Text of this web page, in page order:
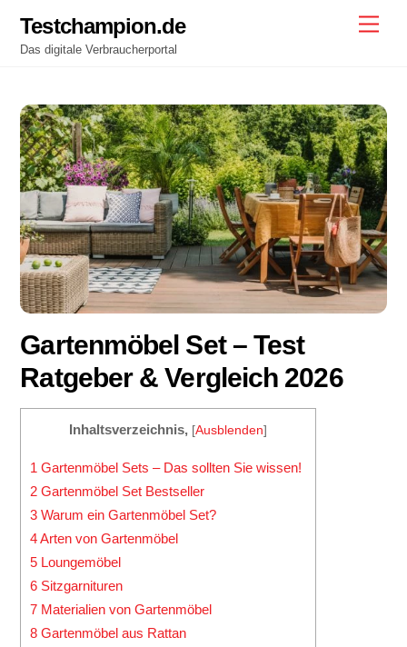
content
Testchampion.de
Das digitale Verbraucherportal
Gartenmöbel Set – Test
Ratgeber & Vergleich 2026
Inhaltsverzeichnis, [Ausblenden]
1 Gartenmöbel Sets – Das sollten Sie wissen!
2 Gartenmöbel Set Bestseller
3 Warum ein Gartenmöbel Set?
4Arten von Gartenmöbel
5 Loungemöbel
6 Sitzgarnituren
7 Materialien von Gartenmöbel
8 Gartenmöbel aus Rattan